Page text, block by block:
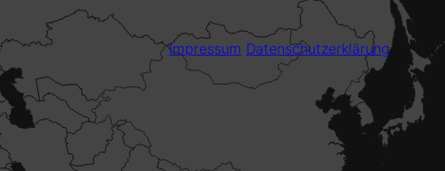
Impressum Datenschutzerklärung